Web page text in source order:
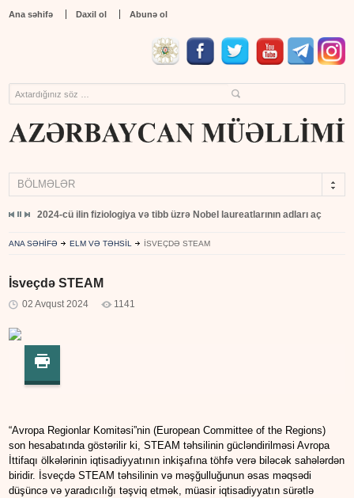
Ana səhifə Daxil ol Abunə ol
BÖLMƏLƏR
2024-cü ilin fiziologiya və tibb üzrə Nobel laureatlarının adları açıqlandı
ANA SƏHİFƏ ELM VƏ TƏHSİL İSVEÇDƏ STEAM
İsveçdə STEAM
02 Avqust 2024 1141
“Avropa Regionlar Komitəsi”nin (European Committee of the Regions)
son hesabatında göstərilir ki, STEAM təhsilinin gücləndirilməsi Avropa
İttifaqı ölkələrinin iqtisadiyyatının inkişafına töhfə verə biləcək sahələrdən
biridir. İsveçdə STEAM təhsilinin və məşğulluğunun əsas məqsədi
düşüncə və yaradıcılığı təşviq etmək, müasir iqtisadiyyatın sürətlə